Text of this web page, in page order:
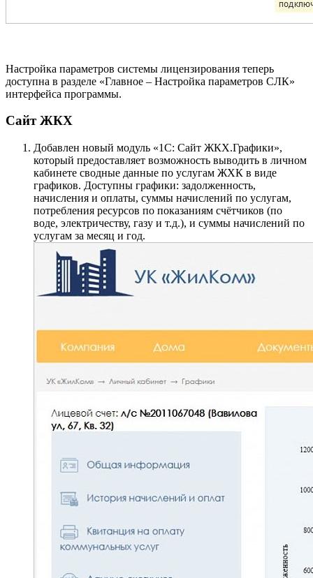
Настройка параметров системы лицензирования теперь
доступна в разделе «Главное – Настройка параметров СЛК»
интерфейса программы.
Сайт ЖКХ
Добавлен новый модуль «1C: Сайт ЖКХ.Графики»,
который предоставляет возможность выводить в личном
кабинете сводные данные по услугам ЖХК в виде
графиков. Доступны графики: задолженность,
начисления и оплаты, суммы начислений по услугам,
потребления ресурсов по показаниям счётчиков (по
воде, электричеству, газу и т.д.), и суммы начислений по
услугам за месяц и год.